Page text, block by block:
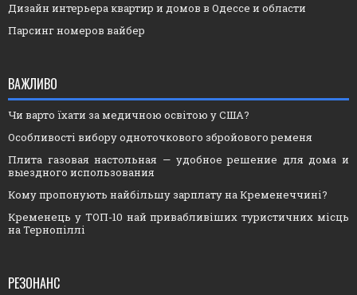
Дизайн интерьера квартир и домов в Одессе и области
Парсинг номеров вайбер
ВАЖЛИВО
Чи варто їхати за медичною освітою у США?
Особливості вибору одноточкового збройового ременя
Плита газовая настольная — удобное решение для дома и
выездного использования
Кому пропонують найбільшу зарплату на Кременеччині?
Кременець у ТОП-10 най привабливіших туристичних місць
на Тернопіллі
РЕЗОНАНС